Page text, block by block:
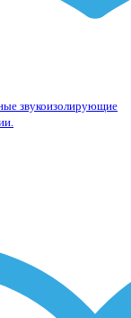
звукоизолирующие